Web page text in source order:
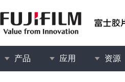
产品 应用 资源